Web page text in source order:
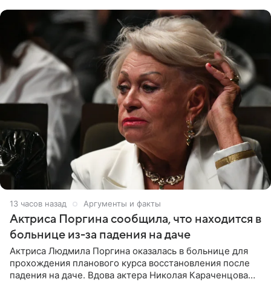
13 часов назад Аргументы и факты
Актриса Поргина сообщила, что находится в
больнице из-за падения на даче
Актриса Людмила Поргина оказалась в больнице для
прохождения планового курса восстановления после
падения на даче. Вдова актера Николая Караченцова